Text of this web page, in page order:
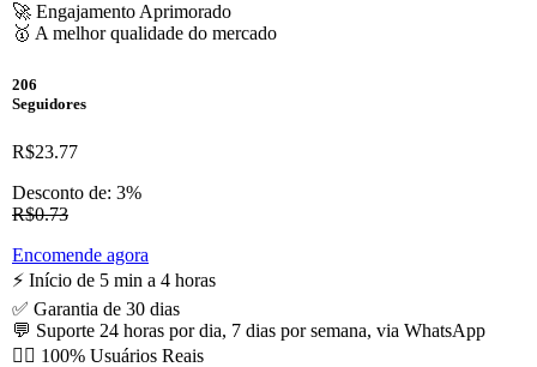
🚀 Engajamento Aprimorado
🥇 A melhor qualidade do mercado
206
Seguidores
R$23.77
Desconto de: 3%
R$0.73
Encomende agora
⚡️ Início de 5 min a 4 horas
✅ Garantia de 30 dias
💬 Suporte 24 horas por dia, 7 dias por semana, via WhatsApp
🙋‍♂️ 100% Usuários Reais